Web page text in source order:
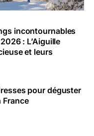
incontournables
: L’Aiguille
et leurs
pour déguster
France